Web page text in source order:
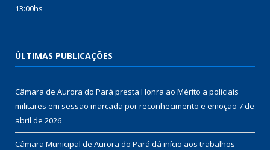
13:00hs
ÚLTIMAS PUBLICAÇÕES
Câmara de Aurora do Pará presta Honra ao Mérito a policiais
militares em sessão marcada por reconhecimento e emoção 7 de
abril de 2026
Câmara Municipal de Aurora do Pará dá início aos trabalhos